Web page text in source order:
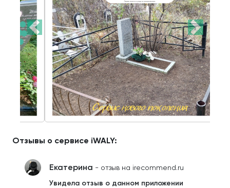
Отзывы о сервисе iWALY:
Екатерина - отзыв на irecommend.ru
Увидела отзыв о данном приложении